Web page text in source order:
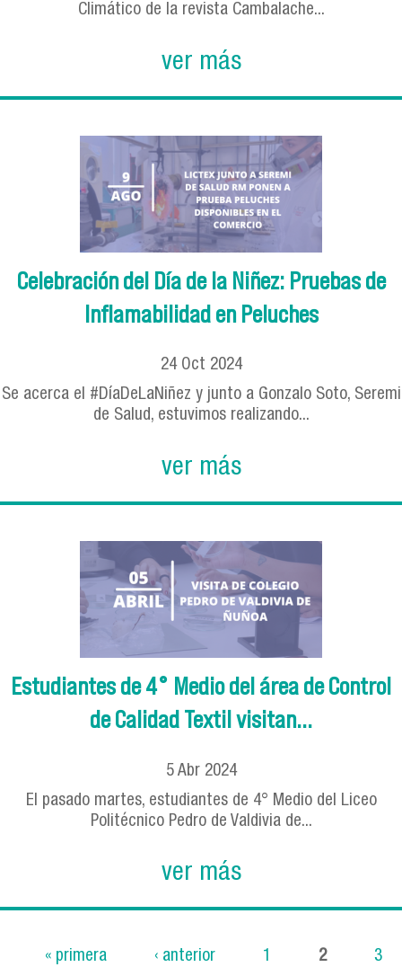
Climático de la revista Cambalache...
ver más
Celebración del Día de la Niñez: Pruebas de
Inflamabilidad en Peluches
24 Oct 2024
Se acerca el #DíaDeLaNiñez y junto a Gonzalo Soto, Seremi
de Salud, estuvimos realizando...
ver más
Estudiantes de 4° Medio del área de Control
de Calidad Textil visitan...
5 Abr 2024
El pasado martes, estudiantes de 4° Medio del Liceo
Politécnico Pedro de Valdivia de...
ver más
« primera ‹ anterior 1 2 3